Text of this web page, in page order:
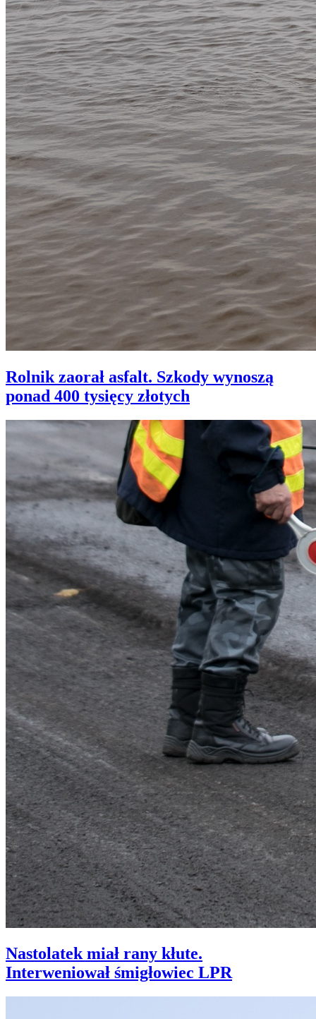
Rolnik zaorał asfalt. Szkody wynoszą
ponad 400 tysięcy złotych
Nastolatek miał rany kłute.
Interweniował śmigłowiec LPR